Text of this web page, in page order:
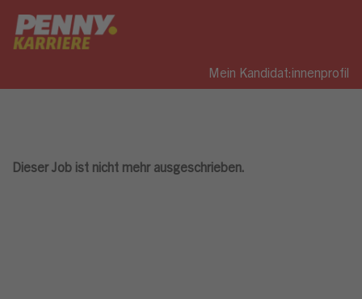
Mein Kandidat:innenprofil
Dieser Job ist nicht mehr ausgeschrieben.